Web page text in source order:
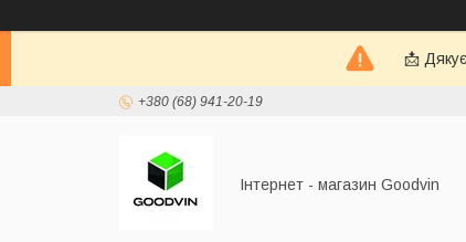
📩
+380 (68) 941-20-19
Інтернет - магазин Goodvin